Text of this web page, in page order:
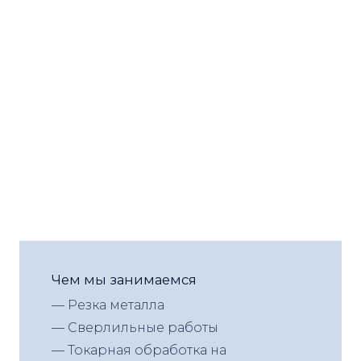
Чем мы занимаемся
— Резка металла
— Сверлильные работы
— Токарная обработка на